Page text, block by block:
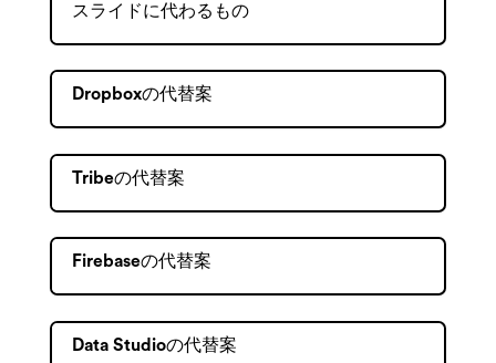
スライドに代わるもの
Dropboxの代替案
Tribeの代替案
Firebaseの代替案
Data Studioの代替案